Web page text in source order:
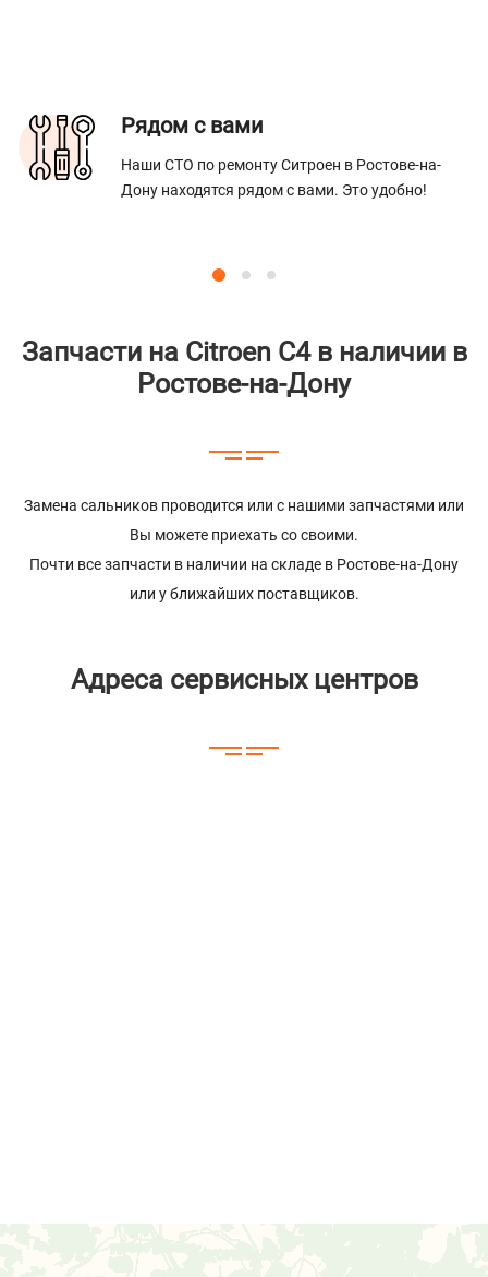
Рядом с вами
Наши СТО по ремонту Ситроен в Ростове-на-
Дону находятся рядом с вами. Это удобно!
Запчасти на Citroen C4 в наличии в
Ростове-на-Дону
Замена сальников проводится или с нашими запчастями или
Вы можете приехать со своими.
Почти все запчасти в наличии на складе в Ростове-на-Дону
или у ближайших поставщиков.
Адреса сервисных центров